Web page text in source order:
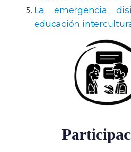
La emergencia
educación